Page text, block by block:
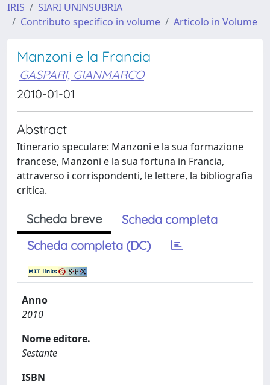
IRIS
SIARI UNINSUBRIA
Contributo specifico in volume
Articolo in Volume
Manzoni e la Francia
GASPARI, GIANMARCO
2010-01-01
Abstract
Itinerario speculare: Manzoni e la sua formazione
francese, Manzoni e la sua fortuna in Francia,
attraverso i corrispondenti, le lettere, la bibliografia
critica.
Scheda breve
Scheda completa
Scheda completa (DC)
Anno
2010
Nome editore.
Sestante
ISBN